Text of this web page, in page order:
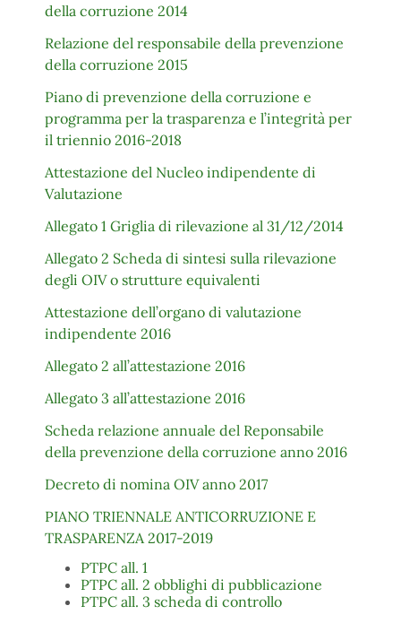
della corruzione 2014
Relazione del responsabile della prevenzione
della corruzione 2015
Piano di prevenzione della corruzione e
programma per la trasparenza e l’integrità per
il triennio 2016-2018
Attestazione del Nucleo indipendente di
Valutazione
Allegato 1 Griglia di rilevazione al 31/12/2014
Allegato 2 Scheda di sintesi sulla rilevazione
degli OIV o strutture equivalenti
Attestazione dell’organo di valutazione
indipendente 2016
Allegato 2 all’attestazione 2016
Allegato 3 all’attestazione 2016
Scheda relazione annuale del Reponsabile
della prevenzione della corruzione anno 2016
Decreto di nomina OIV anno 2017
PIANO TRIENNALE ANTICORRUZIONE E
TRASPARENZA 2017-2019
PTPC all. 1
PTPC all. 2 obblighi di pubblicazione
PTPC all. 3 scheda di controllo